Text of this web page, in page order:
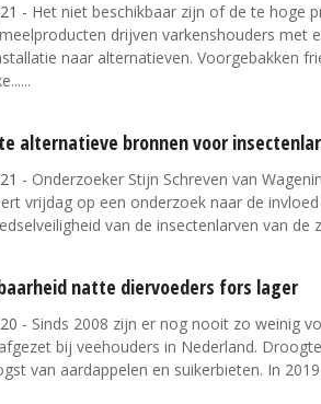
- Het niet beschikbaar zijn of de te hoge
drijven varkenshouders met
naar alternatieven. Voorgebakken
alternatieve bronnen voor
- Onderzoeker Stijn Schreven van
vrijdag op een onderzoek naar de
van de insectenlarven van de
natte diervoeders fors lager
- Sinds 2008 zijn er nog nooit zo weinig
bij veehouders in Nederland.
van aardappelen en suikerbieten. In